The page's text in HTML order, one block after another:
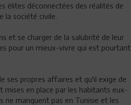
élites déconnectées des réalités de
la société civile.
et se charger de la salubrité de leur
pour un mieux-vivre qui est pourtant
ses propres affaires et qu'il exige de
mises en place par les habitants eux-
ne manquent pas en Tunisie et les